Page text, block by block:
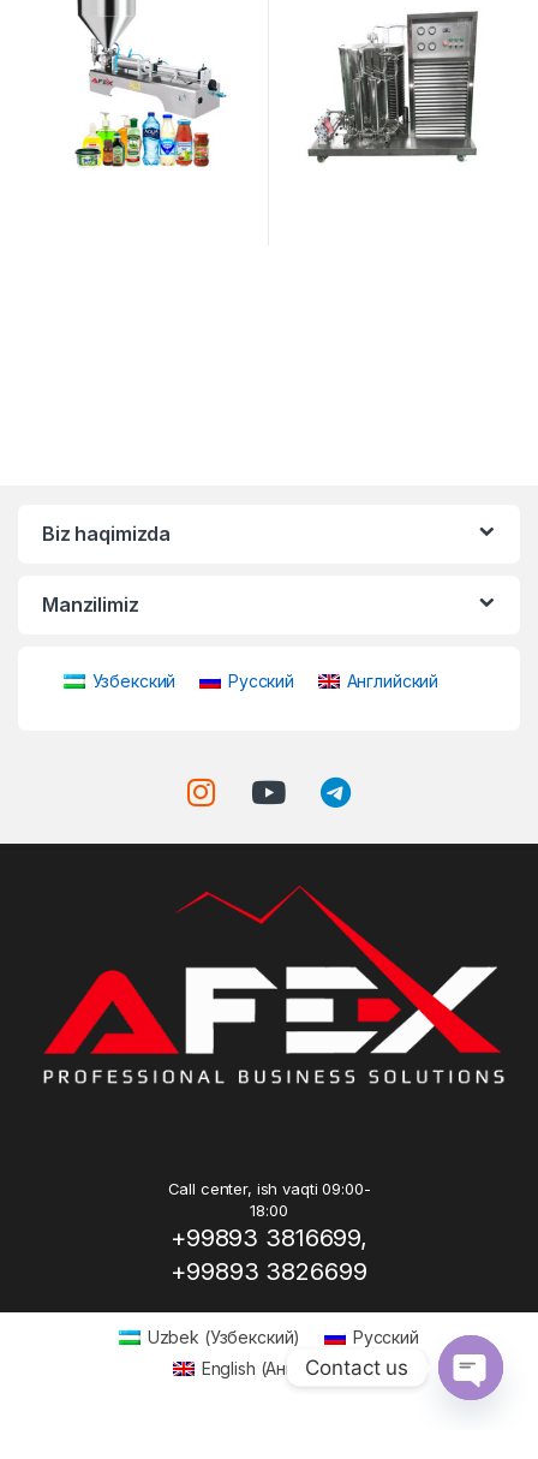
Biz haqimizda
Manzilimiz
Узбекский Русский Английский
Call center, ish vaqti 09:00-
18:00
+99893 3816699,
+99893 3826699
Uzbek (Узбекский)
Русский
English (Английский)
Contact us